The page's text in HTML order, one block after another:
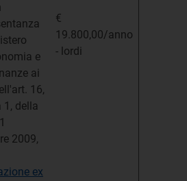
e
ai
16,
1, della
2009,
ex
€
19.800,00/anno
- lordi